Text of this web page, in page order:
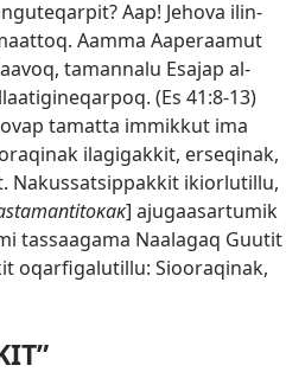
Aap! Jehova ilin­
Aam­ma Aaperaamut
taman­nalu Esajap al­
(Es 41:8-13)
tamat­ta im­mik­kut ima
ilagigak­kit, erseqinak,
Nakus­satsip­pak­kit ikiorlutil­lu,
] ajugaasar­tumik
tas­saagama Naalagaq Guutit
oqarfigalutil­lu: Siooraqinak,